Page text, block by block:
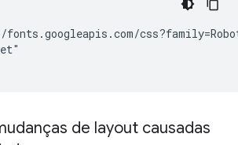
fonts.googleapis.com/
de layout causadas